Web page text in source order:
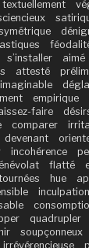
textuellement
s’installer aimé
attesté
imaginable
empirique
faire
comparer
devenant
incohérence
flatté
hue
inculpation
quadrupler
soupçonneux
irrévérencieuse